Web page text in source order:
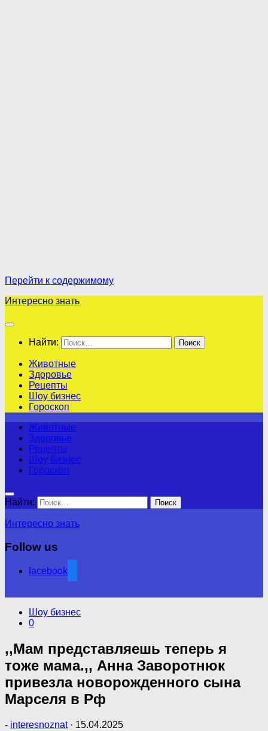
Перейти к содержимому
Интересно знать
Найти:
Животные
Здоровье
Рецепты
Шоу бизнес
Гороскоп
Животные
Здоровье
Рецепты
Шоу бизнес
Гороскоп
Найти:
Интересно знать
Follow us
facebook
Шоу бизнес
0
,,Мам представляешь теперь я
тоже мама.,, Анна Заворотнюк
привезла новорожденного сына
Марселя в Рф
- interesnoznat · 15.04.2025